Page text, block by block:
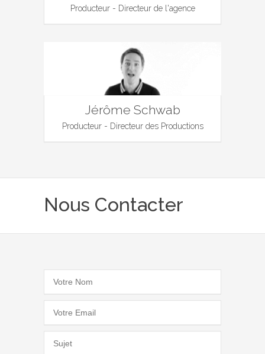
Producteur - Directeur de l'agence
Jérôme Schwab
Producteur - Directeur des Productions
Nous Contacter